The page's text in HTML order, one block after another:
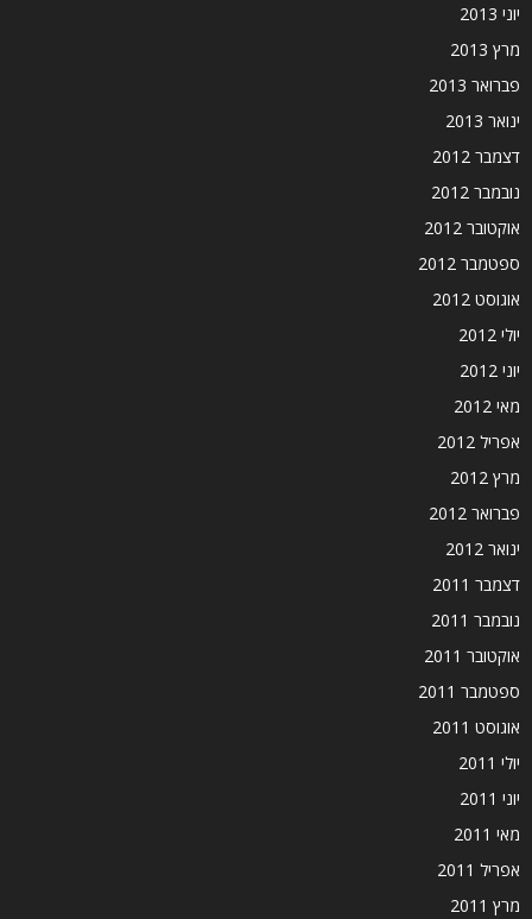
יוני 2013
מרץ 2013
פברואר 2013
ינואר 2013
דצמבר 2012
נובמבר 2012
אוקטובר 2012
ספטמבר 2012
אוגוסט 2012
יולי 2012
יוני 2012
מאי 2012
אפריל 2012
מרץ 2012
פברואר 2012
ינואר 2012
דצמבר 2011
נובמבר 2011
אוקטובר 2011
ספטמבר 2011
אוגוסט 2011
יולי 2011
יוני 2011
מאי 2011
אפריל 2011
מרץ 2011